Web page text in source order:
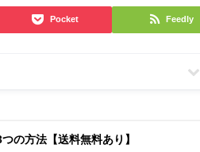
Pocket Feedly
の方法【送料無料あり】